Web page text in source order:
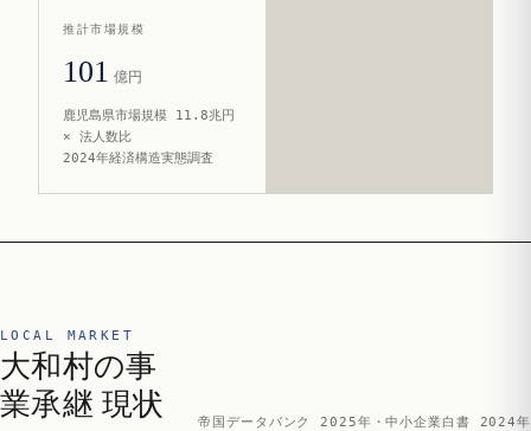
推計市場規模
101 億円
鹿児島県市場規模 11.8兆円
× 法人数比
2024年経済構造実態調査
LOCAL MARKET
大和村の事
業承継 現状
帝国データバンク 2025年・中小企業白書 2024年